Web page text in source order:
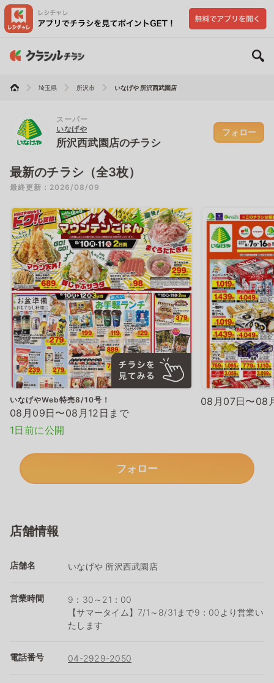
埼玉県 所沢市 いなげや 所沢西武園店
スーパー
いなげや
所沢西武園店のチラシ
フォロー
最新のチラシ（全3枚）
最終更新：2026/08/09
いなげやWeb特売8/10号！
08月09日〜08月12日まで
1日前に公開
08月07日〜08
フォロー
店舗情報
店舗名 いなげや 所沢西武園店
営業時間
9：30～21：00
【サマータイム】7/1～8/31まで9：00より営業い
たします
電話番号 04-2929-2050